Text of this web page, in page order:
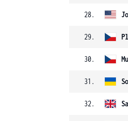
28.
29.
30.
31.
32.